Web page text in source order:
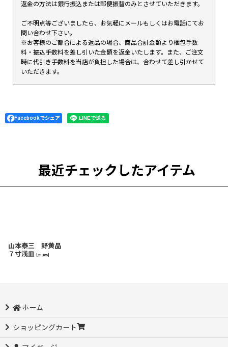
返金の方法は銀行振込または郵便振替のみとさせていただきます。
ご不明点等ございましたら、お気軽にメールもしくはお電話にてお
問い合わせ下さい。
※お客様のご都合による返品の場合、商品合計金額より梱包手数
料・振込手数料を差し引いた金額を返金いたします。また、ご注文
時に代引き手数料を当店が負担した場合は、合わせて差し引かせて
いただきます。
Facebookでシェア
最近チェックしたアイテム
山本泰三 野黄晶
７寸浅皿
21365
ホーム
ショッピングカート